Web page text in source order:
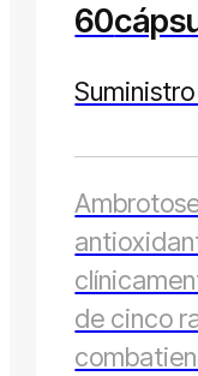
60
de cinco